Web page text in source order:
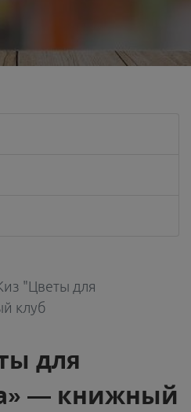
"Цветы для
клуб
для
— книжный